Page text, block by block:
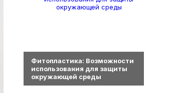
Фитопластика: Возможности
использования для защиты
окружающей среды